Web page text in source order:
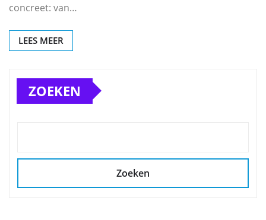
concreet: van…
LEES MEER
ZOEKEN
Zoeken